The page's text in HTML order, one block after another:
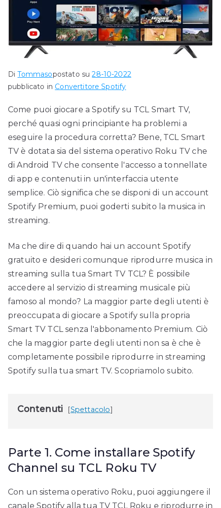
DiTommasopostato su28-10-2022
pubblicato in Convertitore Spotify
Come puoi giocare a Spotify su TCL Smart TV,
perché quasi ogni principiante ha problemi a
eseguire la procedura corretta? Bene, TCL Smart
TV è dotata sia del sistema operativo Roku TV che
di Android TV che consente l'accesso a tonnellate
di app e contenuti in un'interfaccia utente
semplice. Ciò significa che se disponi di un account
Spotify Premium, puoi goderti subito la musica in
streaming.
Ma che dire di quando hai un account Spotify
gratuito e desideri comunque riprodurre musica in
streaming sulla tua Smart TV TCL? È possibile
accedere al servizio di streaming musicale più
famoso al mondo? La maggior parte degli utenti è
preoccupata di giocare a Spotify sulla propria
Smart TV TCL senza l'abbonamento Premium. Ciò
che la maggior parte degli utenti non sa è che è
completamente possibile riprodurre in streaming
Spotify sulla tua smart TV. Scopriamolo subito.
Contenuti Spettacolo
Parte 1. Come installare Spotify
Channel su TCL Roku TV
Con un sistema operativo Roku, puoi aggiungere il
canale Spotify alla tua TV TCL Roku e riprodurre in